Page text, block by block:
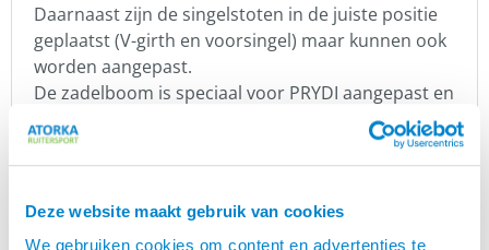
Deze website maakt gebruik van cookies
We gebruiken cookies om content en advertenties te
Daarnaast zijn de singelstoten in de juiste positie
geplaatst (V-girth en voorsingel) maar kunnen ook
worden aangepast.
De zadelboom is speciaal voor PRYDI aangepast en
in geen enkel ander zadel terug te vinden.
Deze boom garandeert voldoende vrijheid van
wervelzuil en schouder door de goede pasvorm.
De hoge kwaliteit leer en de afwerking ronden het
geheel af.